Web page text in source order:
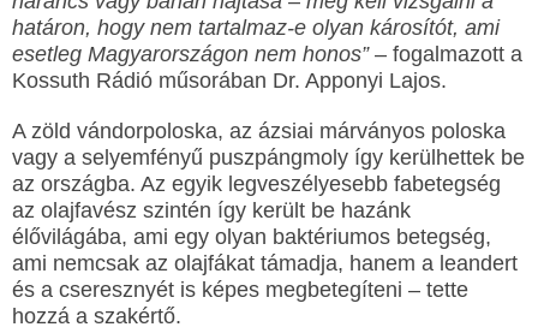
határon, hogy nem tartalmaz-e olyan károsítót, ami
esetleg Magyarországon nem honos”– fogalmazott a
Kossuth Rádió műsorában Dr. Apponyi Lajos.
A zöld vándorpoloska, az ázsiai márványos poloska
vagy a selyemfényű puszpángmoly így kerülhettek be
az országba. Az egyik legveszélyesebb fabetegség
az olajfavész szintén így került be hazánk
élővilágába, ami egy olyan baktériumos betegség,
ami nemcsak az olajfákat támadja, hanem a leandert
és a cseresznyét is képes megbetegíteni – tette
hozzá a szakértő.